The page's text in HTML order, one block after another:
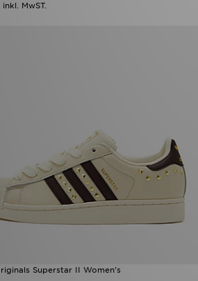
inkl. MwST.
Superstar II Women's